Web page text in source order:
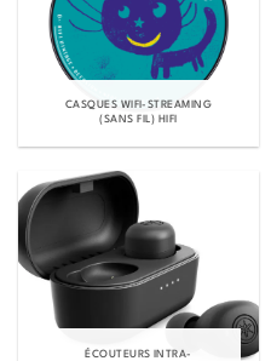
CASQUES WIFI-STREAMING
(SANS FIL) HIFI
ÉCOUTEURS INTRA-